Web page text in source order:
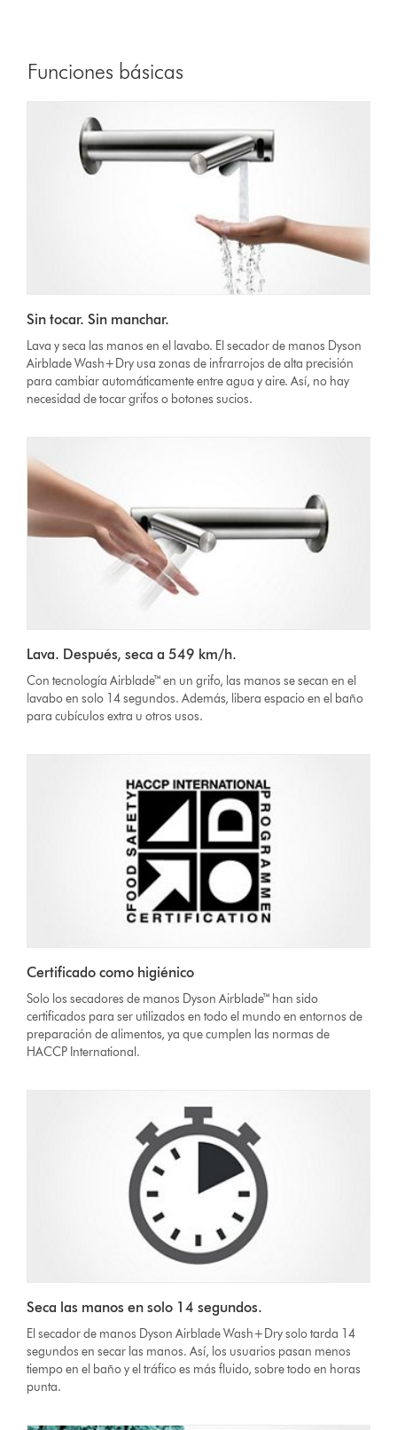
Funciones básicas
Sin tocar. Sin manchar.
Lava y seca las manos en el lavabo. El secador de manos Dyson
Airblade Wash+Dry usa zonas de infrarrojos de alta precisión
para cambiar automáticamente entre agua y aire. Así, no hay
necesidad de tocar grifos o botones sucios.
Lava. Después, seca a 549 km/h.
Con tecnología Airblade™ en un grifo, las manos se secan en el
lavabo en solo 14 segundos. Además, libera espacio en el baño
para cubículos extra u otros usos.
Certificado como higiénico
Solo los secadores de manos Dyson Airblade™ han sido
certificados para ser utilizados en todo el mundo en entornos de
preparación de alimentos, ya que cumplen las normas de
HACCP International.
Seca las manos en solo 14 segundos.
El secador de manos Dyson Airblade Wash+Dry solo tarda 14
segundos en secar las manos. Así, los usuarios pasan menos
tiempo en el baño y el tráfico es más fluido, sobre todo en horas
punta.